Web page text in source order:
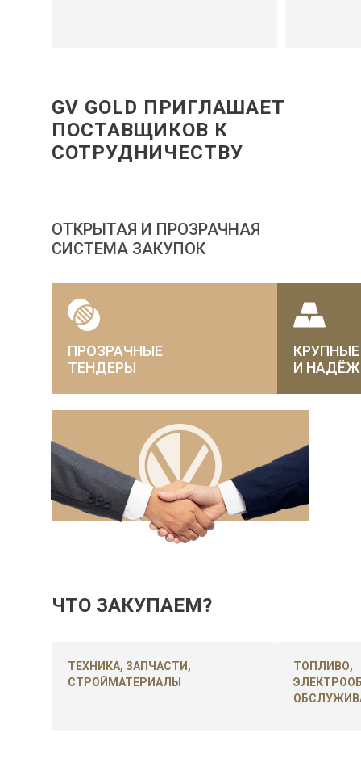
GV GOLD ПРИГЛАШАЕТ
ПОСТАВЩИКОВ К
СОТРУДНИЧЕСТВУ
ОТКРЫТАЯ И ПРОЗРАЧНАЯ
СИСТЕМА ЗАКУПОК
ПРОЗРАЧНЫЕ
ТЕНДЕРЫ
И
ЧТО ЗАКУПАЕМ?
ТЕХНИКА, ЗАПЧАСТИ,
СТРОЙМАТЕРИАЛЫ
ТОПЛИВО,